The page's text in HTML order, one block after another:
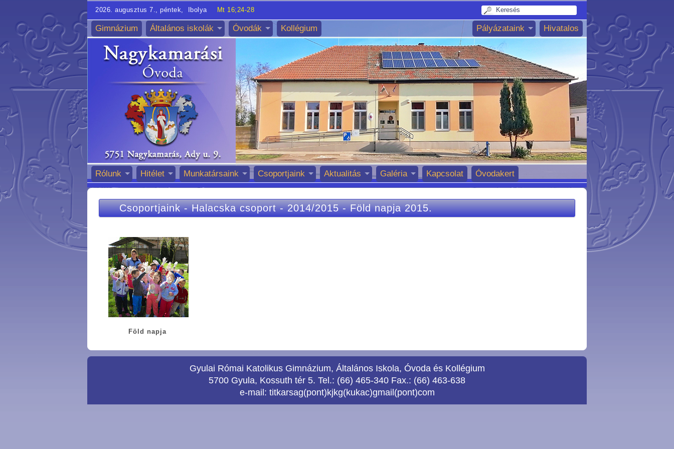
2026. augusztus 7., péntek, Ibolya Mt 16;24-28
Gimnázium Általános iskolák Óvodák Kollégium Hivatalos
Pályázataink
Rólunk Hitélet Munkatársaink Csoportjaink Aktualitás Galéria Kapcsolat Óvodakert
Csoportjaink-Halacska csoport-2014/2015-Föld napja 2015.
Föld napja
Gyulai Római Katolikus Gimnázium, Általános Iskola, Óvoda és Kollégium
5700 Gyula, Kossuth tér 5. Tel.: (66) 465-340 Fax.: (66) 463-638
e-mail: titkarsag(pont)kjkg(kukac)gmail(pont)com